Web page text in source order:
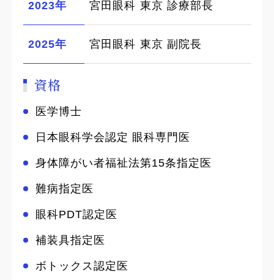
2023年 宮田眼科 東京 診療部長
2025年 宮田眼科 東京 副院長
資格
医学博士
日本眼科学会認定 眼科専門医
身体障がい者福祉法第15条指定医
難病指定医
眼科PDT認定医
補装具指定医
ボトックス認定医